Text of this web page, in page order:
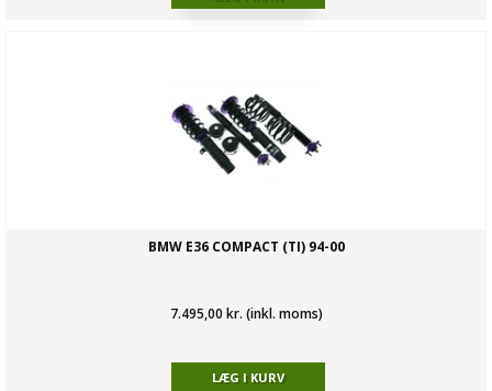
BMW E36 COMPACT (TI) 94-00
7.495,00 kr. (inkl. moms)